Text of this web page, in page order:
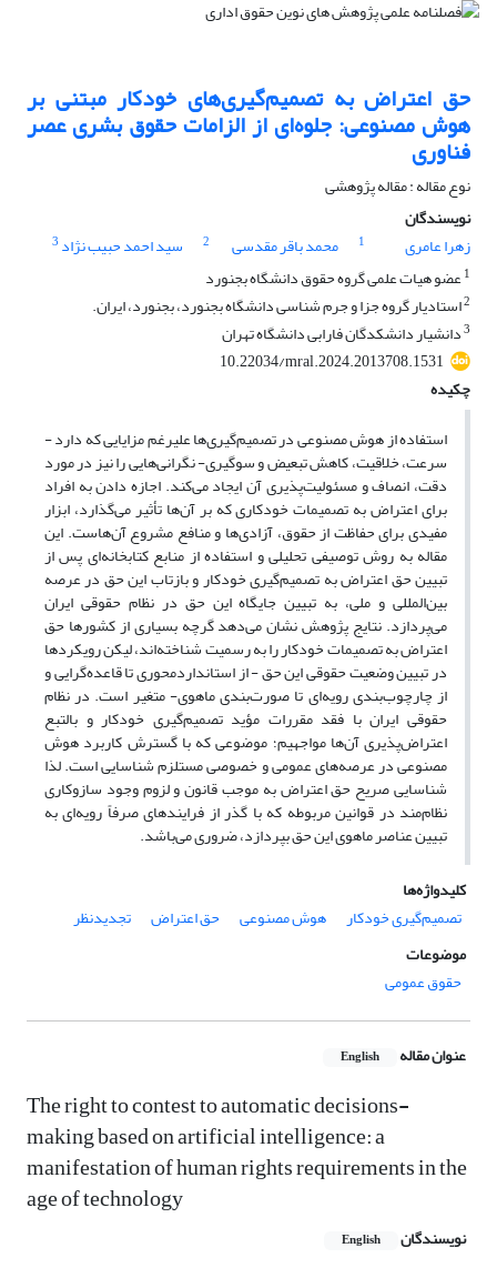
حق اعتراض به تصمیم‌گیری‌های خودکار مبتنی بر
هوش مصنوعی: جلوه‌ای از الزامات حقوق بشری عصر
فناوری
نوع مقاله : مقاله پژوهشی
نویسندگان
زهرا عامری
1 محمد باقر مقدسی 2 سید احمد حبیب نژاد 3
1عضو هیات علمی گروه حقوق دانشگاه بجنورد
2استادیار گروه جزا و جرم شناسی دانشگاه بجنورد، بجنورد، ایران.
3دانشیار دانشکدگان فارابی دانشگاه تهران
10.22034/mral.2024.2013708.1531
چکیده
استفاده از هوش مصنوعی در تصمیم‌گیری‌ها علیرغم مزایایی که دارد -
سرعت، خلاقیت، کاهش تبعیض و سوگیری- نگرانی‌هایی را نیز در مورد
دقت، انصاف و مسئولیت‌پذیری آن ایجاد می‌کند. اجازه دادن به افراد
برای اعتراض به تصمیمات خودکاری که بر آن‌ها تأثیر می‌گذارد، ابزار
مفیدی برای حفاظت از حقوق، آزادی‌ها و منافع مشروع آن‌هاست. این
مقاله به روش توصیفی تحلیلی و استفاده از منابع کتابخانه‌ای پس از
تبیین حق اعتراض به تصمیم‌گیری خودکار و بازتاب این حق در عرصه
بین‌المللی و ملی، به تبیین جایگاه این حق در نظام حقوقی ایران
می‌پردازد. نتایج پژوهش نشان می‌دهد گرچه بسیاری از کشورها حق
اعتراض به تصمیمات خودکار را به رسمیت شناخته‌اند، لیکن رویکردها
در تبیین وضعیت حقوقی این حق - از استانداردمحوری تا قاعده‌گرایی و
از چارچوب‌بندی رویه‌ای تا صورت‌بندی ماهوی- متغیر است. در نظام
حقوقی ایران با فقد مقررات مؤید تصمیم‌گیری خودکار و بالتبع
اعتراض‌پذیری آن‌ها مواجهیم؛ موضوعی که با گسترش کاربرد هوش
مصنوعی در عرصه‌های عمومی و خصوصی مستلزم شناسایی است. لذا
شناسایی صریح حق اعتراض به موجب قانون و لزوم وجود سازوکاری
نظام‌مند در قوانین مربوطه که با گذر از فرایندهای صرفاً رویه‌ای به
تبیین عناصر ماهوی این حق بپردازد، ضروری می‌باشد.
کلیدواژه‌ها
تصمیم‌گیری خودکار
هوش مصنوعی حق اعتراض
تجدیدنظر
موضوعات
حقوق عمومی
عنوان مقاله English
The right to contest to automatic decisions-
making based on artificial intelligence: a
manifestation of human rights requirements in the
age of technology
نویسندگان English